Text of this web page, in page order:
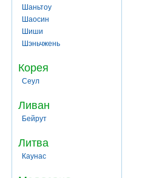
Шаньтоу
Шаосин
Шиши
Шэньчжень
Корея
Сеул
Ливан
Бейрут
Литва
Каунас